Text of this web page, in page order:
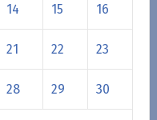
14 15 16
21 22 23
28 29 30